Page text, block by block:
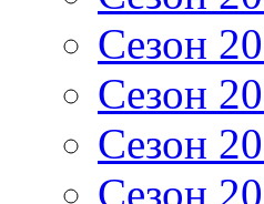
Сезон
Сезон
Сезон
Сезон